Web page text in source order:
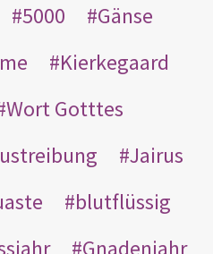
5000
Gänse
Kierkegaard
Wort Gotttes
Jairus
blutflüssig
Gnadenjahr